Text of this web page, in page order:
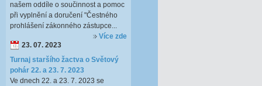
našem oddíle o součinnost a pomoc
při vyplnění a doručení "Čestného
prohlášení zákonného zástupce...
Více zde
23. 07. 2023
Turnaj staršího žactva o Světový
pohár 22. a 23. 7. 2023
Ve dnech 22. a 23. 7. 2023 se